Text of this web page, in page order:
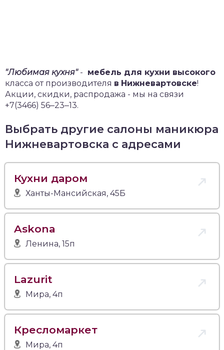
"Любимая кухня"- мебель для кухни высокого
класса от производителя в Нижневартовске!
Акции, скидки, распродажа - мы на связи
+7(3466) 56‒23‒13.
Выбрать другие салоны маникюра
Нижневартовска с адресами
Кухни даром
Ханты-Мансийская, 45Б
Askona
Ленина, 15п
Lazurit
Мира, 4п
Кресломаркет
Мира, 4п